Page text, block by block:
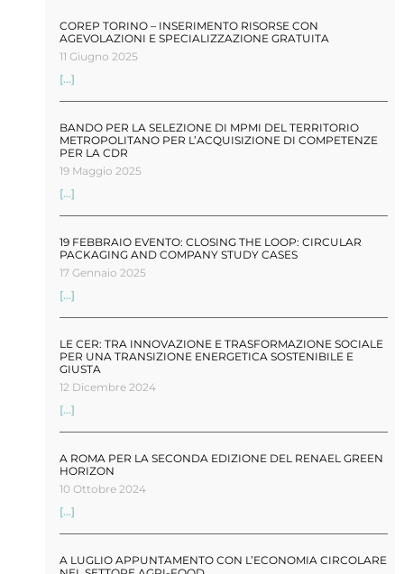
COREP TORINO – INSERIMENTO RISORSE CON
AGEVOLAZIONI E SPECIALIZZAZIONE GRATUITA
11 Giugno 2025
[...]
BANDO PER LA SELEZIONE DI MPMI DEL TERRITORIO
METROPOLITANO PER L’ACQUISIZIONE DI COMPETENZE
PER LA CDR
19 Maggio 2025
[...]
19 FEBBRAIO EVENTO: CLOSING THE LOOP: CIRCULAR
PACKAGING AND COMPANY STUDY CASES
17 Gennaio 2025
[...]
LE CER: TRA INNOVAZIONE E TRASFORMAZIONE SOCIALE
PER UNA TRANSIZIONE ENERGETICA SOSTENIBILE E
GIUSTA
12 Dicembre 2024
[...]
A ROMA PER LA SECONDA EDIZIONE DEL RENAEL GREEN
HORIZON
10 Ottobre 2024
[...]
A LUGLIO APPUNTAMENTO CON L’ECONOMIA CIRCOLARE